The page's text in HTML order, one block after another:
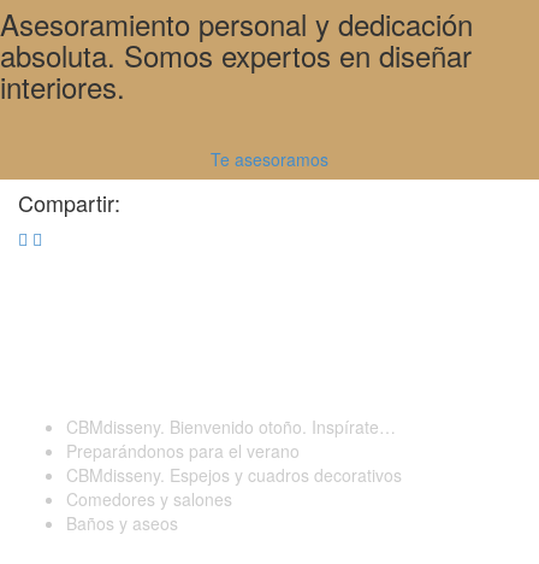
Asesoramiento personal y dedicación
absoluta. Somos expertos en diseñar
interiores.
Te asesoramos
Compartir:
CBMdisseny. Bienvenido otoño. Inspírate…
Preparándonos para el verano
CBMdisseny. Espejos y cuadros decorativos
Comedores y salones
Baños y aseos